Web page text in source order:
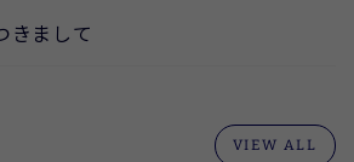
きまして
VIEW ALL